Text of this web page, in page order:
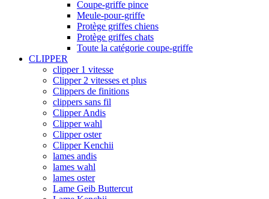
Coupe-griffe pince
Meule-pour-griffe
Protège griffes chiens
Protège griffes chats
Toute la catégorie coupe-griffe
CLIPPER
clipper 1 vitesse
Clipper 2 vitesses et plus
Clippers de finitions
clippers sans fil
Clipper Andis
Clipper wahl
Clipper oster
Clipper Kenchii
lames andis
lames wahl
lames oster
Lame Geib Buttercut